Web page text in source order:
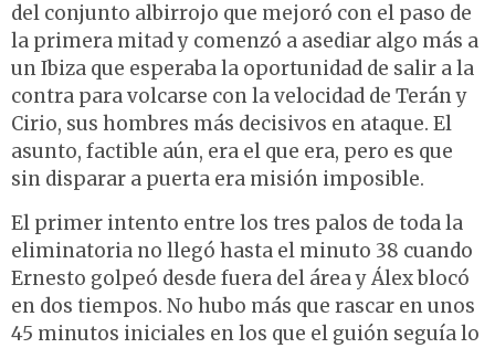
del conjunto albirrojo que mejoró con el paso de
la primera mitad y comenzó a asediar algo más a
un Ibiza que esperaba la oportunidad de salir a la
contra para volcarse con la velocidad de Terán y
Cirio, sus hombres más decisivos en ataque. El
asunto, factible aún, era el que era, pero es que
sin disparar a puerta era misión imposible.
El primer intento entre los tres palos de toda la
eliminatoria no llegó hasta el minuto 38 cuando
Ernesto golpeó desde fuera del área y Álex blocó
en dos tiempos. No hubo más que rascar en unos
45 minutos iniciales en los que el guión seguía lo